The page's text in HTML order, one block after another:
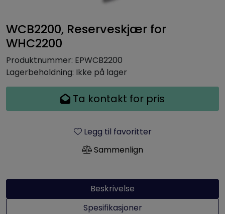
WCB2200, Reserveskjær for
WHC2200
Produktnummer: EPWCB2200
Lagerbeholdning: Ikke på lager
Ta kontakt for pris
Legg til favoritter
Sammenlign
Beskrivelse
Spesifikasjoner